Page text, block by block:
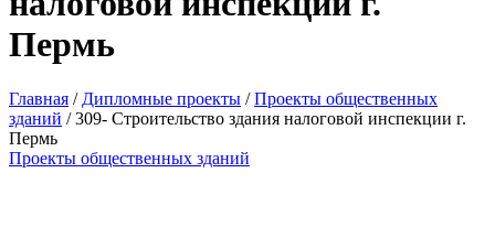
Пермь
Главная / Дипломные проекты /Проекты общественных
зданий / 309- Строительство здания налоговой инспекции г.
Пермь
Проекты общественных зданий